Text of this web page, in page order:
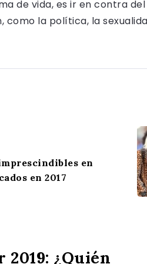
de vida, es ir en contra
como la política, la
en
en 2017
2019: ¿Quién